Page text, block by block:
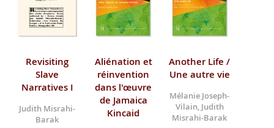
Revisiting
Slave
Narratives I
Judith Misrahi-
Barak
Aliénation et
réinvention
dans l'œuvre
de Jamaica
Kincaid
Another Life /
Une autre vie
Mélanie Joseph-
Vilain, Judith
Misrahi-Barak